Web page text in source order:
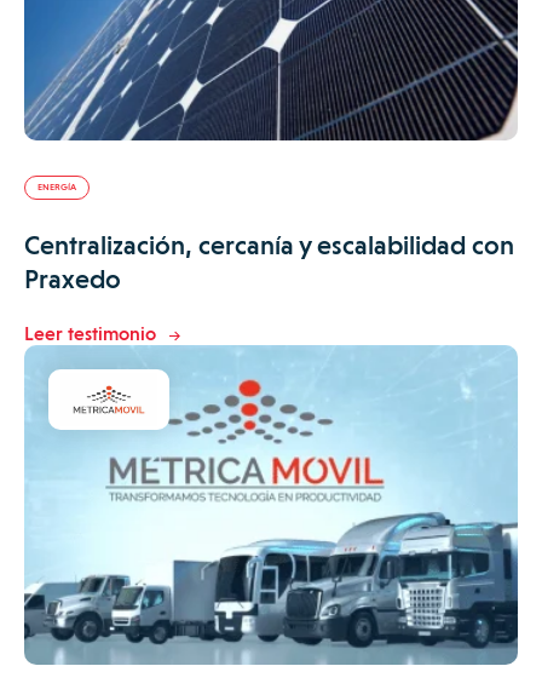
ENERGÍA
Centralización, cercanía y escalabilidad con
Praxedo
Leer testimonio